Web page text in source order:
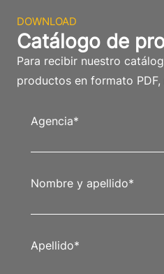
DOWNLOAD
Catálogo de
Para recibir nuestro
productos en formato
Agencia*
Nombre y apellido*
Apellido*